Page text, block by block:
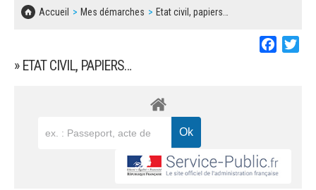
Accueil Mes démarches Etat civil, papiers…
» ETAT CIVIL, PAPIERS…
CONCERTATIONS PUBLIQUES
SOLIDARITÉ, LOGEMENT
BESOIN D'UNE AIDE ?
LES ASSOCIATIONS
MARCHÉS PUBLICS
REGLEMENT LOCAL DE PUBLICITÉ
DECLARATION DE DEMARCHAGE